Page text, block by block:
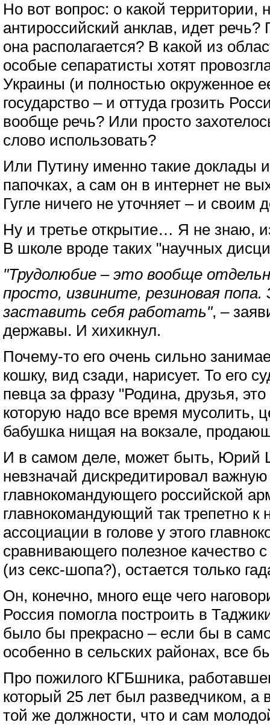
Но вот вопрос: о какой территории,
антироссийский анклав, идет речь?
она располагается? В какой из
особые сепаратисты хотят
Украины (и полностью окруженное
государство – и оттуда грозить
вообще речь? Или просто
слово использовать?
Или Путину именно такие доклады
папочках, а сам он в интернет не
Гугле ничего не уточняет – и своим
Ну и третье открытие… Я не знаю,
В школе вроде таких "научных
"Трудолюбие – это вообще
просто, извините, резиновая
заставить себя работать", –
державы. И хихикнул.
Почему-то его очень сильно
кошку, вид сзади, нарисует. То его
певца за фразу "Родина, друзья,
которую надо все время мусолить,
бабушка нищая на вокзале,
И в самом деле, может быть, Юрий
невзначай дискредитировал
главнокомандующего российской
главнокомандующий так трепетно к
ассоциации в голове у этого
сравнивающего полезное качество
(из секс-шопа?), остается только
Он, конечно, много еще чего
Россия помогла построить в
было бы прекрасно – если бы в
особенно в сельских районах, все
Про пожилого КГБшника,
который 25 лет был разведчиком, а
той же должности, что и сам